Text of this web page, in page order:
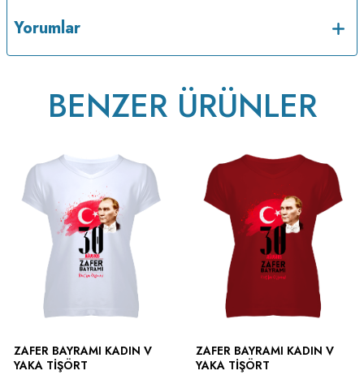
ütülenir.
Yorumlar
BENZER ÜRÜNLER
ZAFER BAYRAMI KADIN V
YAKA TIŞÖRT
ZAFER BAYRAMI KADIN V
YAKA TIŞÖRT